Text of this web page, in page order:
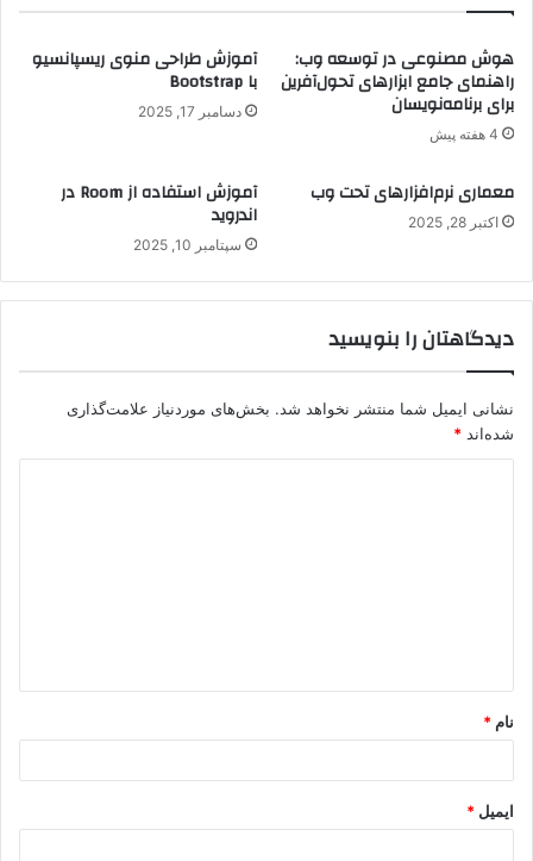
هوش مصنوعی در توسعه وب:
راهنمای جامع ابزارهای تحول‌آفرین
برای برنامه‌نویسان
4 هفته پیش
آموزش طراحی منوی ریسپانسیو
با Bootstrap
دسامبر 17, 2025
معماری نرم‌افزارهای تحت وب
اکتبر 28, 2025
آموزش استفاده از Room در
اندروید
سپتامبر 10, 2025
دیدگاهتان را بنویسید
نشانی ایمیل شما منتشر نخواهد شد. بخش‌های موردنیاز علامت‌گذاری
شده‌اند *
*
نام *
ایمیل *